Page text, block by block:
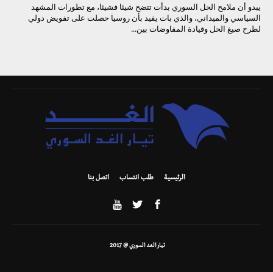
يبدو أن ملامح الحل السوري بدأت تتضح شيئا فشيئا، مع تطورات المشهد
السياسي والميداني، والذي بات يفيد بأن روسيا حصلت على تفويض دولي
لطرح صيغ الحل وقيادة المفاوضات بين...
الرئيسية طلب انتساب اتصل بنا
تيار الغد السوري @ 2017